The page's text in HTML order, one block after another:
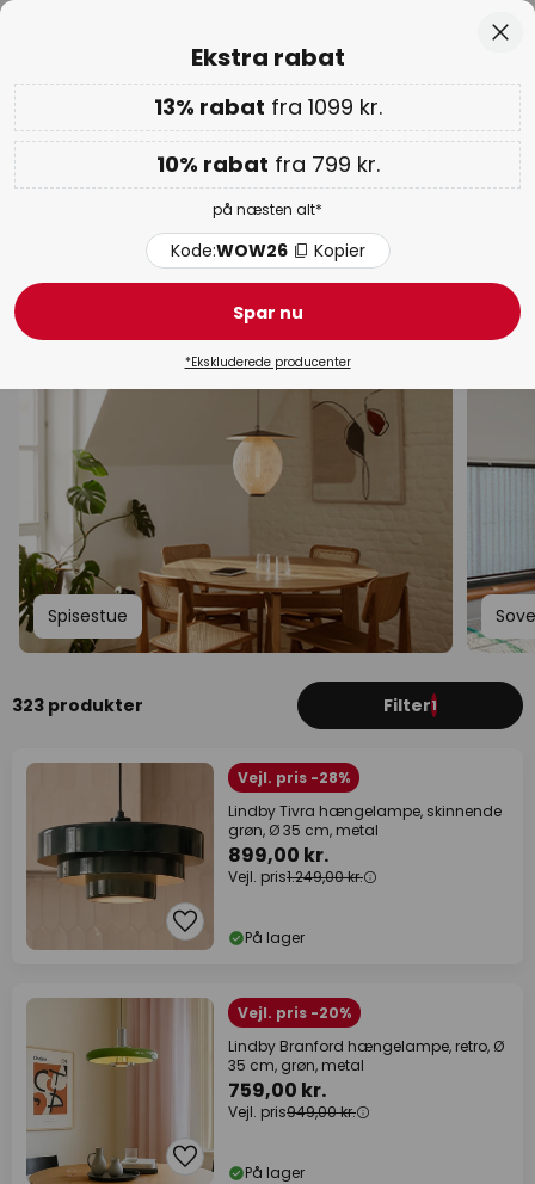
Ekstra rabat: 10% fra 799 kr. | 13% fra 1099 kr.
alt
Kode: WOW26 Kopier
WOW ugen: op til 70%
Grønne pendel lamper
Spisestue
323 produkter Filter1
Vejl. pris -28%
Lindby Tivra hængelampe, skinnende
grøn, Ø 35 cm, metal
899,00 kr.
Vejl. pris1.249,00 kr.
På lager
Vejl. pris -20%
Lindby Branford hængelampe, retro, Ø
35 cm, grøn, metal
759,00 kr.
Vejl. pris949,00 kr.
På lager
Luk
Ekstra rabat
13% rabat fra 1099 kr.
10% rabat fra 799 kr.
på næsten alt*
Kode:WOW26 Kopier
Spar nu
*Ekskluderede producenter